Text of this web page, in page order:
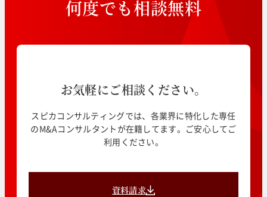
何度でも相談無料
お気軽にご相談ください。
スピカコンサルティングでは、各業界に特化した専任
のM&Aコンサルタントが在籍してます。ご安心してご
利用ください。
資料請求